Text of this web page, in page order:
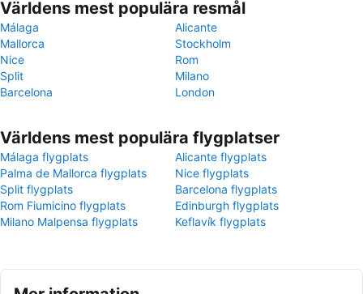
Världens mest populära resmål
Málaga
Alicante
Mallorca
Stockholm
Nice
Rom
Split
Milano
Barcelona
London
Världens mest populära flygplatser
Málaga flygplats
Alicante flygplats
Palma de Mallorca flygplats
Nice flygplats
Split flygplats
Barcelona flygplats
Rom Fiumicino flygplats
Edinburgh flygplats
Milano Malpensa flygplats
Keflavík flygplats